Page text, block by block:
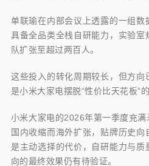
单联瑜在内部会议上透露的一组
具备全品类全栈自研能力，实验室
队扩张至超过两百人。
这些投入的转化周期较长，但方向
是小米大家电摆脱“性价比天花板”
小米大家电的2026年第一季度充满
国内收缩而海外扩张，贴牌历史
是主动选择的代价，自研能力与
向的最终效果仍有待验证。